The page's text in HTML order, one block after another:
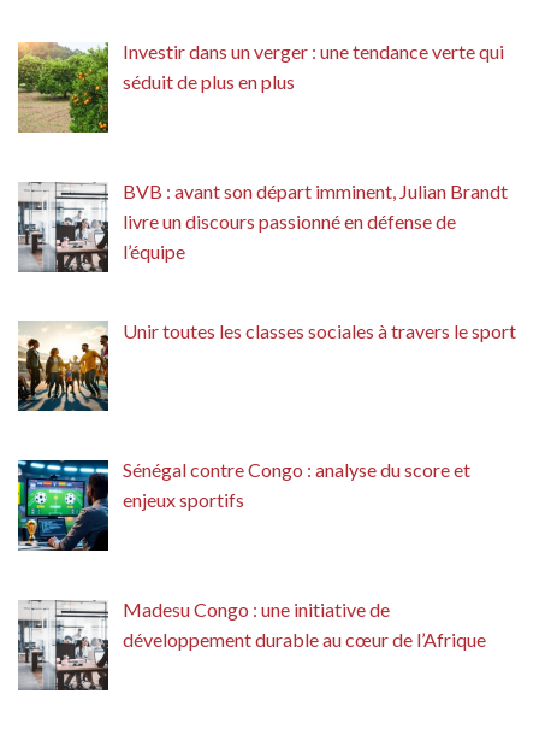
Investir dans un verger : une tendance verte qui
séduit de plus en plus
BVB : avant son départ imminent, Julian Brandt
livre un discours passionné en défense de
l’équipe
Unir toutes les classes sociales à travers le sport
Sénégal contre Congo : analyse du score et
enjeux sportifs
Madesu Congo : une initiative de
développement durable au cœur de l’Afrique